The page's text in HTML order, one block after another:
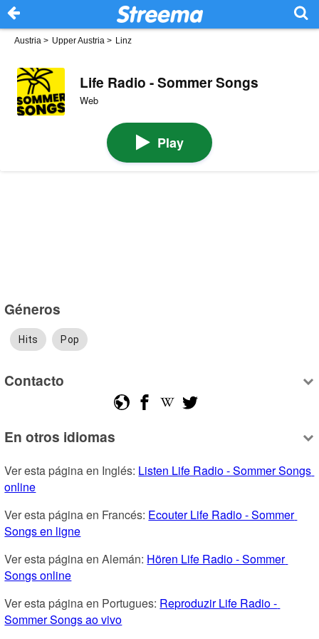
Austria > Upper Austria > Linz
Life Radio - Sommer Songs
Web
Play
Géneros
Hits Pop
Contacto
En otros idiomas
Ver esta página en Inglés: Listen Life Radio - Sommer Songs
online
Ver esta página en Francés: Ecouter Life Radio - Sommer
Songs en ligne
Ver esta página en Alemán: Hören Life Radio - Sommer
Songs online
Ver esta página en Portugues: Reproduzir Life Radio -
Sommer Songs ao vivo